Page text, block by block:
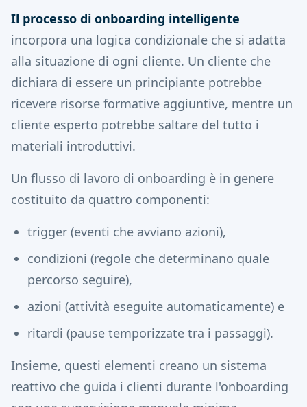
Il processo di onboarding intelligente
incorpora una logica condizionale che si adatta
alla situazione di ogni cliente. Un cliente che
dichiara di essere un principiante potrebbe
ricevere risorse formative aggiuntive, mentre un
cliente esperto potrebbe saltare del tutto i
materiali introduttivi.
Un flusso di lavoro di onboarding è in genere
costituito da quattro componenti:
trigger (eventi che avviano azioni),
condizioni (regole che determinano quale
percorso seguire),
azioni (attività eseguite automaticamente) e
ritardi (pause temporizzate tra i passaggi).
Insieme, questi elementi creano un sistema
reattivo che guida i clienti durante l'onboarding